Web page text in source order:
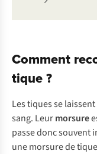
Comment
tique ?
Les tiques se
sang. Leurmorsure
passe donc souvent
une morsure de